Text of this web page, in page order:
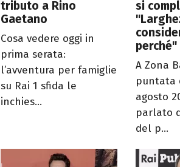
tributo a Rino
Gaetano
Cosa vedere oggi in
prima serata:
l’avventura per famiglie
su Rai 1 sfida le
inchies...
si
perché"
A Zona
puntata
agosto
parlato
del p...